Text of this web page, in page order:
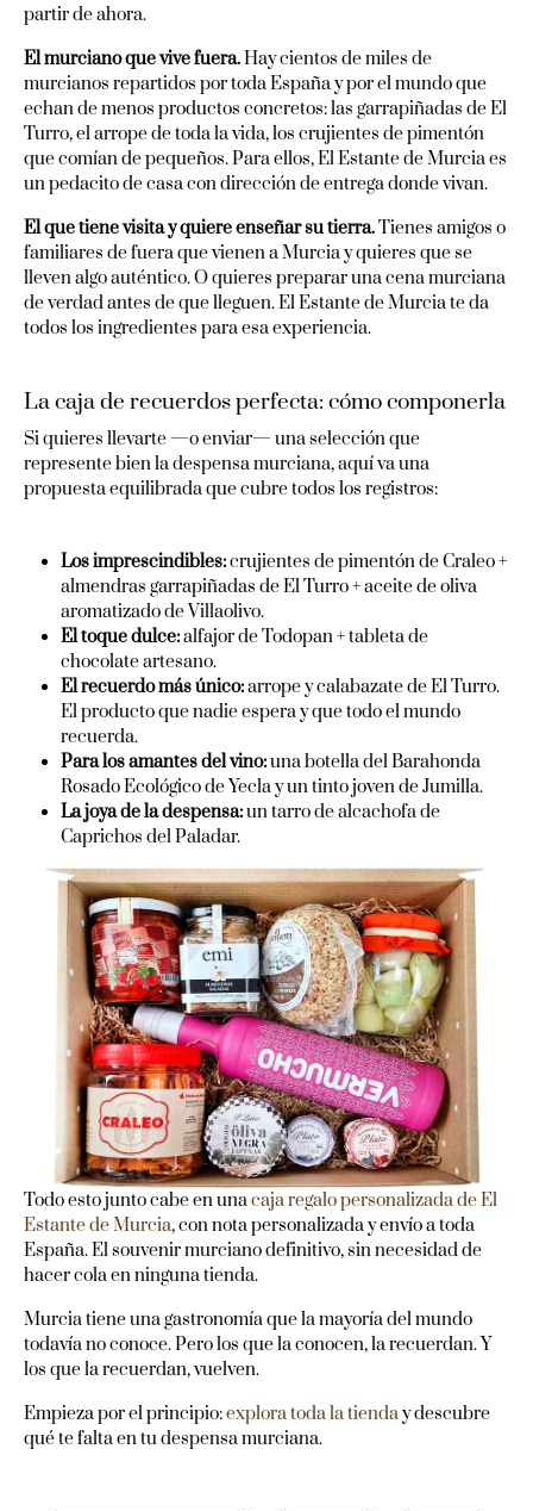
partir de ahora.
El murciano que vive fuera.Hay cientos de miles de
murcianos repartidos por toda España y por el mundo que
echan de menos productos concretos: las garrapiñadas de El
Turro, el arrope de toda la vida, los crujientes de pimentón
que comían de pequeños. Para ellos, El Estante de Murcia es
un pedacito de casa con dirección de entrega donde vivan.
El que tiene visita y quiere enseñar su tierra.Tienes amigos o
familiares de fuera que vienen a Murcia y quieres que se
lleven algo auténtico. O quieres preparar una cena murciana
de verdad antes de que lleguen. El Estante de Murcia te da
todos los ingredientes para esa experiencia.
La caja de recuerdos perfecta: cómo componerla
Si quieres llevarte —o enviar— una selección que
represente bien la despensa murciana, aquí va una
propuesta equilibrada que cubre todos los registros:
Los imprescindibles:crujientes de pimentón de Craleo +
almendras garrapiñadas de El Turro + aceite de oliva
aromatizado de Villaolivo.
El toque dulce:alfajor de Todopan + tableta de
chocolate artesano.
El recuerdo más único:arrope y calabazate de El Turro.
El producto que nadie espera y que todo el mundo
recuerda.
Para los amantes del vino:una botella del Barahonda
Rosado Ecológico de Yecla y un tinto joven de Jumilla.
La joya de la despensa:un tarro de alcachofa de
Caprichos del Paladar.
Todo esto junto cabe en unacaja regalo personalizada de El
Estante de Murcia, con nota personalizada y envío a toda
España. El souvenir murciano definitivo, sin necesidad de
hacer cola en ninguna tienda.
Murcia tiene una gastronomía que la mayoría del mundo
todavía no conoce. Pero los que la conocen, la recuerdan. Y
los que la recuerdan, vuelven.
Empieza por el principio:explora toda la tienday descubre
qué te falta en tu despensa murciana.